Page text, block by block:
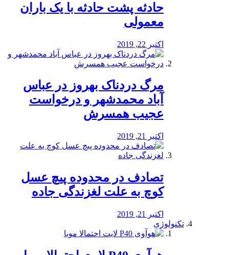
️حادثه پشت حادثه با یک باران
معمولی
اکتبر 22, 2019
مرگ دردناک بهروز در عباس
آباد محمدشهر و درخواست
عجیب همسرش
اکتبر 21, 2019
تصادف در محدوده پیچ عسل
کوچ به علت لغزندگی جاده
اکتبر 21, 2019
تکنولوژی